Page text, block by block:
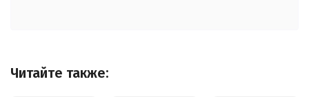
Читайте также: